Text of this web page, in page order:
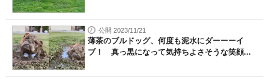
公開 2023/11/21
薄茶のブルドッグ、何度も泥水にダーーーイ
ブ！ 真っ黒になって気持ちよさそうな笑顔...